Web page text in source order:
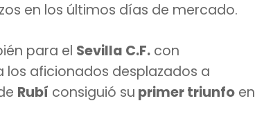
en los últimos días de mercado.
para el Sevilla C.F. con
los aficionados desplazados a
Rubí consiguió su primer triunfo en